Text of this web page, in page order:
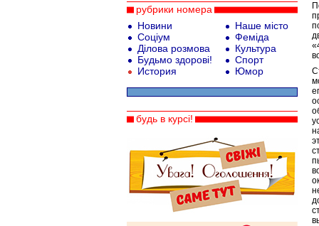
рубрики номера
Новини
Соціум
Ділова розмова
Будьмо здорові!
История
Наше місто
Феміда
Культура
Спорт
Юмор
будь в курсі!